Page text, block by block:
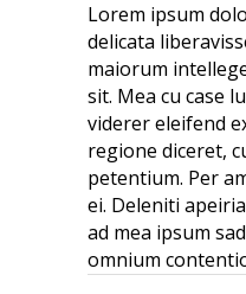
Lorem ipsum
delicata
maiorum
sit. Mea cu case
viderer eleifend
regione diceret,
petentium. Per
ei. Deleniti
ad mea ipsum
omnium